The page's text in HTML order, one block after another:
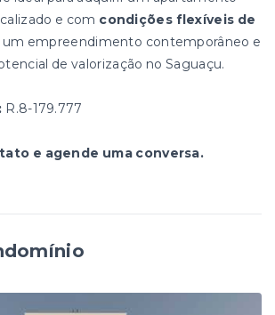
e com condições flexíveis de
um empreendimento contemporâneo e
de valorização no Saguaçu.
R.8-179.777
e agende uma conversa.